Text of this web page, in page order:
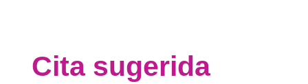
Cita sugerida